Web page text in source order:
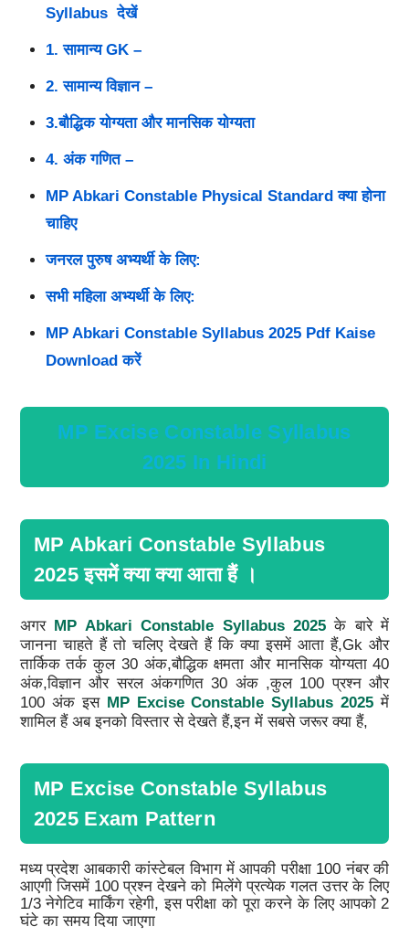
Syllabus देखें
1. सामान्य GK –
2. सामान्य विज्ञान –
3.बौद्धिक योग्यता और मानसिक योग्यता
4. अंक गणित –
MP Abkari Constable Physical Standard क्या होना
चाहिए
जनरल पुरुष अभ्यर्थी के लिए:
सभी महिला अभ्यर्थी के लिए:
MP Abkari Constable Syllabus 2025 Pdf Kaise
Download करें
MP Excise Constable Syllabus
2025 In Hindi
MP Abkari Constable Syllabus
2025 इसमें क्या क्या आता हैं ।
अगर MP Abkari Constable Syllabus 2025के बारे में
जानना चाहते हैं तो चलिए देखते हैं कि क्या इसमें आता हैं,Gk और
तार्किक तर्क कुल 30 अंक,बौद्धिक क्षमता और मानसिक योग्यता 40
अंक,विज्ञान और सरल अंकगणित 30 अंक ,कुल 100 प्रश्न और
100 अंक इस MP Excise Constable Syllabus 2025 में
शामिल हैं अब इनको विस्तार से देखते हैं,इन में सबसे जरूर क्या हैं,
MP Excise Constable Syllabus
2025 Exam Pattern
मध्य प्रदेश आबकारी कांस्टेबल विभाग में आपकी परीक्षा 100 नंबर की
आएगी जिसमें 100 प्रश्न देखने को मिलेंगे प्रत्येक गलत उत्तर के लिए
1/3 नेगेटिव मार्किंग रहेगी, इस परीक्षा को पूरा करने के लिए आपको 2
घंटे का समय दिया जाएगा